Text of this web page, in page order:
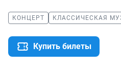
КОНЦЕРТ КЛАССИЧЕСКАЯ
Купить билеты